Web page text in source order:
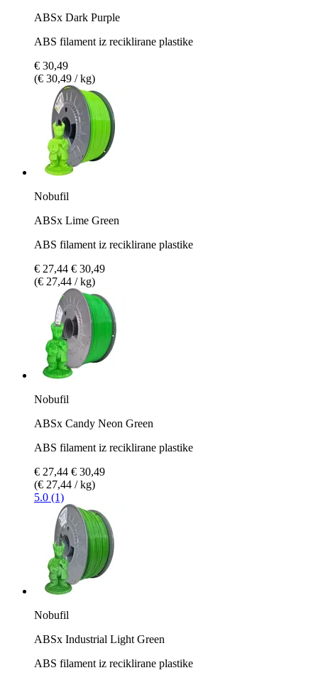
ABSx Dark Purple
ABS filament iz reciklirane plastike
€ 30,49
(€ 30,49 / kg)
Nobufil
ABSx Lime Green
ABS filament iz reciklirane plastike
€ 27,44 € 30,49
(€ 27,44 / kg)
Nobufil
ABSx Candy Neon Green
ABS filament iz reciklirane plastike
€ 27,44 € 30,49
(€ 27,44 / kg)
5.0 (1)
Nobufil
ABSx Industrial Light Green
ABS filament iz reciklirane plastike